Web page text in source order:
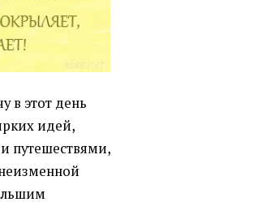
в этот день
идей,
путешествями,